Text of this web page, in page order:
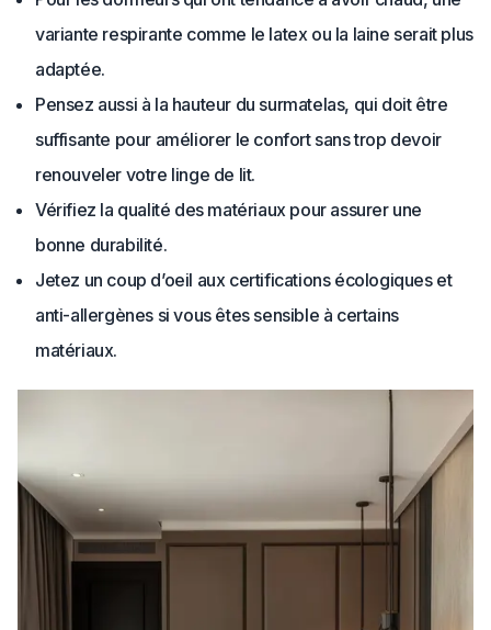
variante respirante comme le latex ou la laine serait plus
adaptée.
Pensez aussi à la hauteur du surmatelas, qui doit être
suffisante pour améliorer le confort sans trop devoir
renouveler votre linge de lit.
Vérifiez la qualité des matériaux pour assurer une
bonne durabilité.
Jetez un coup d’oeil aux certifications écologiques et
anti-allergènes si vous êtes sensible à certains
matériaux.